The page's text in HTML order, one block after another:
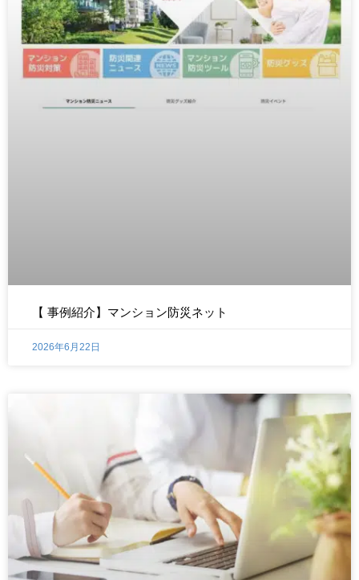
【 事例紹介】マンション防災ネット
2026年6月22日